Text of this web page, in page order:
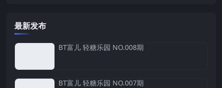
最新发布
BT富儿 轻糖乐园 NO.008期
BT富儿 轻糖乐园 NO.007期